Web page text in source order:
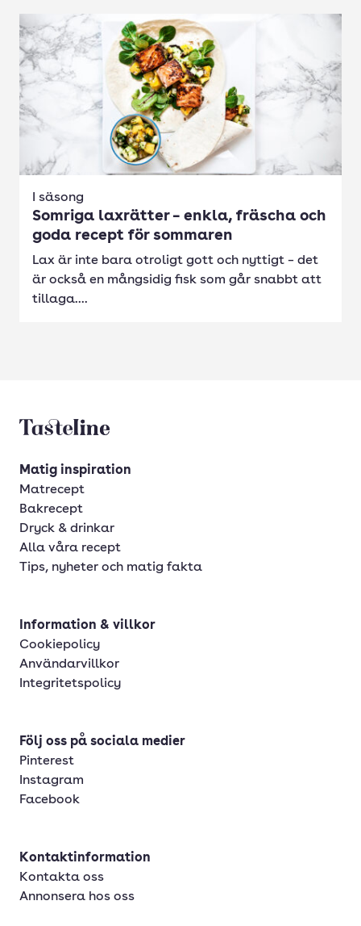
I säsong
Somriga laxrätter – enkla, fräscha och
goda recept för sommaren
Lax är inte bara otroligt gott och nyttigt – det
är också en mångsidig fisk som går snabbt att
tillaga....
Tasteline startsida
Matig inspiration
Matrecept
Bakrecept
Dryck & drinkar
Alla våra recept
Tips, nyheter och matig fakta
Information & villkor
Cookiepolicy
Användarvillkor
Integritetspolicy
Följ oss på sociala medier
Pinterest
Instagram
Facebook
Kontaktinformation
Kontakta oss
Annonsera hos oss